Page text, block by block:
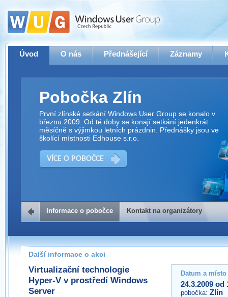
Úvod O nás Přednášející Záznamy
Pobočka Zlín
První zlínské setkání Windows User Group se konalo v
březnu 2009. Od té doby se konají setkání jedenkrát
měsíčně s výjimkou letních prázdnin. Přednášky jsou ve
školící místnosti Edhouse s.r.o.
VÍCE O POBOČCE
Kontakt na organizátory
Pokud máte jakýkoliv dotaz na organizátory této akce,
prosím neváhejte nás kontaktovat na e-mailu:
zlin@wug.cz
Informace o pobočce Kontakt na organizátory
Další informace o akci
Virtualizační technologie
Hyper-V v prostředí Windows
Server
Datum a
24.3.2009 od
pobočka: Zlín